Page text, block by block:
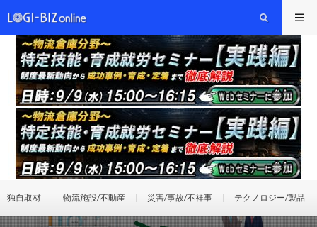
独自取材 物流施設/不動産 災害/事故/不祥事 テクノロジー/製品